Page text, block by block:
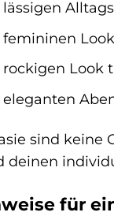
lässigen
femininen
rockigen Look
eleganten
sind keine
deinen
für